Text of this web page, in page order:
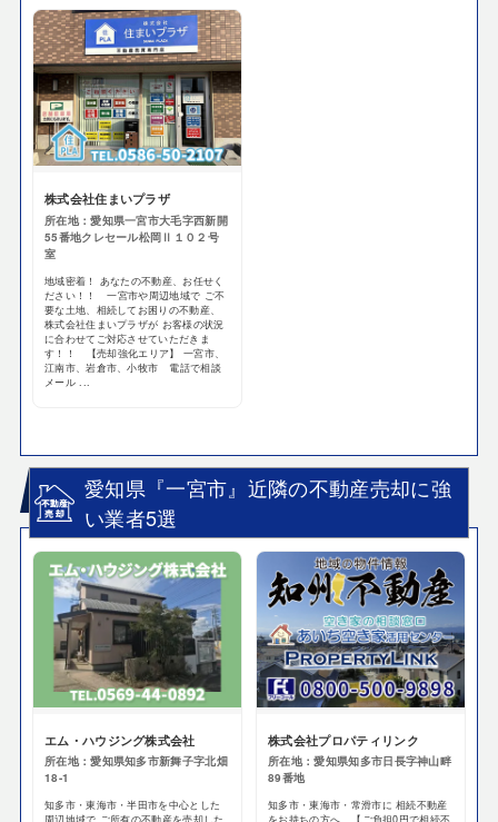
株式会社住まいプラザ
所在地：愛知県一宮市大毛字西新開
55番地クレセール松岡Ⅱ１０２号
室
地域密着！ あなたの不動産、お任せく
ださい！！ 一宮市や周辺地域で ご不
要な土地、相続してお困りの不動産、
株式会社住まいプラザが お客様の状況
に合わせてご対応させていただきま
す！！ 【売却強化エリア】 一宮市、
江南市、岩倉市、小牧市 電話で相談
メール ...
愛知県『一宮市』近隣の不動産売却に強
い業者5選
エム・ハウジング株式会社
所在地：愛知県知多市新舞子字北畑
18-1
知多市・東海市・半田市を中心とした
株式会社プロパティリンク
所在地：愛知県知多市日長字神山畔
89番地
知多市・東海市・常滑市に 相続不動産